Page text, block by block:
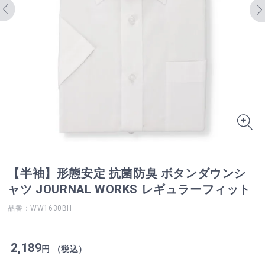
【半袖】形態安定 抗菌防臭 ボタンダウンシ
ャツ JOURNAL WORKS レギュラーフィット
品番：WW1630BH
2,189円 （税込）